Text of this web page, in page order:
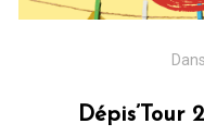
Dans
Dépis’Tour